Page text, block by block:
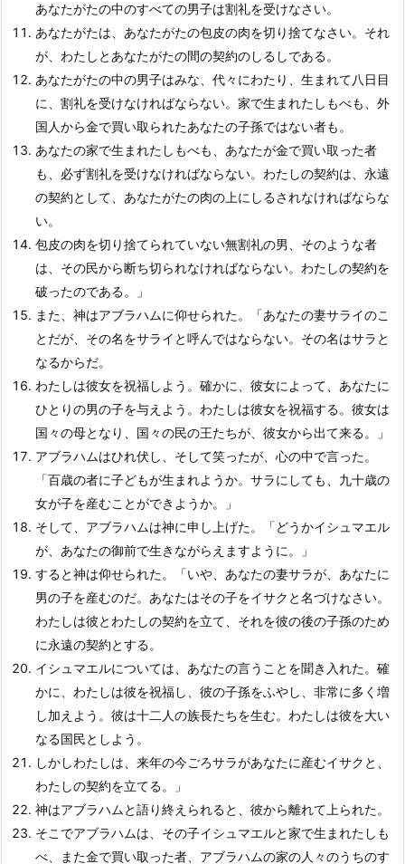
あなたがたの中のすべての男子は割礼を受けなさい。
あなたがたは、あなたがたの包皮の肉を切り捨てなさい。それ
が、わたしとあなたがたの間の契約のしるしである。
あなたがたの中の男子はみな、代々にわたり、生まれて八日目
に、割礼を受けなければならない。家で生まれたしもべも、外
国人から金で買い取られたあなたの子孫ではない者も。
あなたの家で生まれたしもべも、あなたが金で買い取った者
も、必ず割礼を受けなければならない。わたしの契約は、永遠
の契約として、あなたがたの肉の上にしるされなければならな
い。
包皮の肉を切り捨てられていない無割礼の男、そのような者
は、その民から断ち切られなければならない。わたしの契約を
破ったのである。」
また、神はアブラハムに仰せられた。「あなたの妻サライのこ
とだが、その名をサライと呼んではならない。その名はサラと
なるからだ。
わたしは彼女を祝福しよう。確かに、彼女によって、あなたに
ひとりの男の子を与えよう。わたしは彼女を祝福する。彼女は
国々の母となり、国々の民の王たちが、彼女から出て来る。」
アブラハムはひれ伏し、そして笑ったが、心の中で言った。
「百歳の者に子どもが生まれようか。サラにしても、九十歳の
女が子を産むことができようか。」
そして、アブラハムは神に申し上げた。「どうかイシュマエル
が、あなたの御前で生きながらえますように。」
すると神は仰せられた。「いや、あなたの妻サラが、あなたに
男の子を産むのだ。あなたはその子をイサクと名づけなさい。
わたしは彼とわたしの契約を立て、それを彼の後の子孫のため
に永遠の契約とする。
イシュマエルについては、あなたの言うことを聞き入れた。確
かに、わたしは彼を祝福し、彼の子孫をふやし、非常に多く増
し加えよう。彼は十二人の族長たちを生む。わたしは彼を大い
なる国民としよう。
しかしわたしは、来年の今ごろサラがあなたに産むイサクと、
わたしの契約を立てる。」
神はアブラハムと語り終えられると、彼から離れて上られた。
そこでアブラハムは、その子イシュマエルと家で生まれたしも
べ、また金で買い取った者、アブラハムの家の人々のうちのす